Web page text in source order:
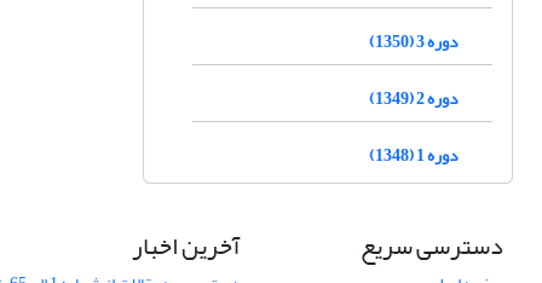
دوره 3 (1350)
دوره 2 (1349)
دوره 1 (1348)
دسترسی سریع آخرین اخبار